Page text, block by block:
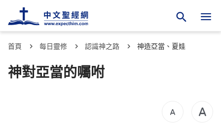
首頁 每日靈修 認識神之路 神造亞當、夏娃
神對亞當的囑咐